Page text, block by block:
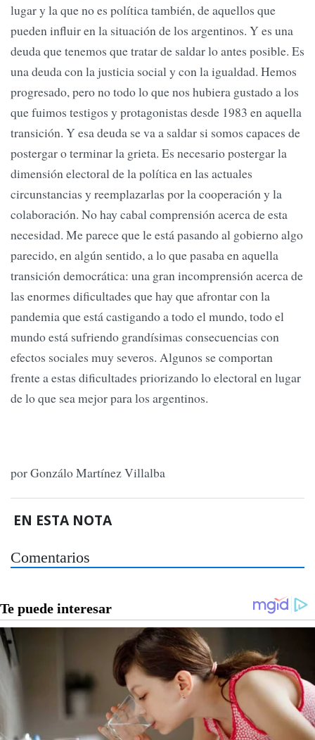
lugar y la que no es política también, de aquellos que
pueden influir en la situación de los argentinos. Y es una
deuda que tenemos que tratar de saldar lo antes posible. Es
una deuda con la justicia social y con la igualdad. Hemos
progresado, pero no todo lo que nos hubiera gustado a los
que fuimos testigos y protagonistas desde 1983 en aquella
transición. Y esa deuda se va a saldar si somos capaces de
postergar o terminar la grieta. Es necesario postergar la
dimensión electoral de la política en las actuales
circunstancias y reemplazarlas por la cooperación y la
colaboración. No hay cabal comprensión acerca de esta
necesidad. Me parece que le está pasando al gobierno algo
parecido, en algún sentido, a lo que pasaba en aquella
transición democrática: una gran incomprensión acerca de
las enormes dificultades que hay que afrontar con la
pandemia que está castigando a todo el mundo, todo el
mundo está sufriendo grandísimas consecuencias con
efectos sociales muy severos. Algunos se comportan
frente a estas dificultades priorizando lo electoral en lugar
de lo que sea mejor para los argentinos.
por Gonzálo Martínez Villalba
EN ESTA NOTA
Comentarios